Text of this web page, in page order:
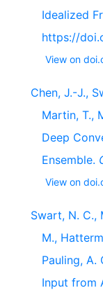
Idealized
https://
View on
Chen, J.-J.,
Martin, T.,
Deep
Ensemble.
View on
Swart, N. C.,
M.,
Pauling, A.
Input from